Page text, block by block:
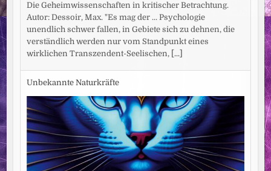
Die Geheimwissenschaften in kritischer Betrachtung.
Autor: Dessoir, Max. "Es mag der ... Psychologie
unendlich schwer fallen, in Gebiete sich zu dehnen, die
verständlich werden nur vom Standpunkt eines
wirklichen Transzendent-Seelischen, [...]
Unbekannte Naturkräfte